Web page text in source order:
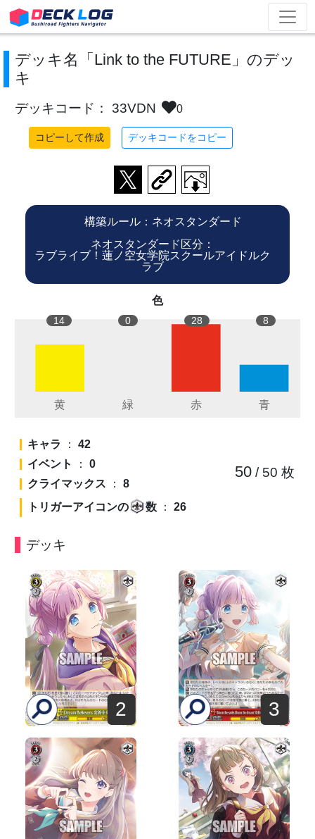
デッキ名「Link to the FUTURE」のデッ
キ
デッキコード： 33VDN 0
コピーして作成 デッキコードをコピー
構築ルール：ネオスタンダード
ネオスタンダード区分：
ラブライブ！蓮ノ空女学院スクールアイドルク
ラブ
色
14 0 28 8
キャラ ： 42
イベント
： 0
クライマックス ： 8
トリガーアイコンの
数 ： 26
50/ 50 枚
デッキ
2 3